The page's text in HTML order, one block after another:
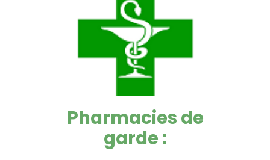
Pharmacies de
garde :